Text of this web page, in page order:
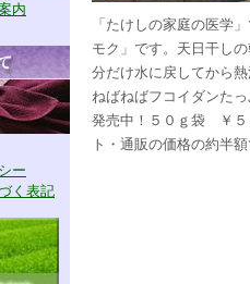
内
ー
く表記
「たけしの家庭の医学
モク」です。天日干し
分だけ水に戻してから
ねばねばフコイダンた
発売中！５０ｇ袋 ￥５
ト・通販の価格の約半